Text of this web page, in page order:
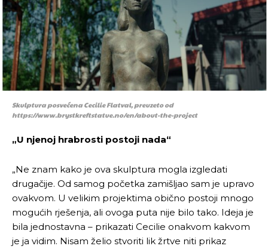
Skulptura posvećena Cecilie Flatval, preuzeto od
https://www.brystkreftstatue.no/en/about-the-project
„U njenoj hrabrosti postoji nada“
„Ne znam kako je ova skulptura mogla izgledati
drugačije. Od samog početka zamišljao sam je upravo
ovakvom. U velikim projektima obično postoji mnogo
mogućih rješenja, ali ovoga puta nije bilo tako. Ideja je
bila jednostavna – prikazati Cecilie onakvom kakvom
je ja vidim. Nisam želio stvoriti lik žrtve niti prikaz